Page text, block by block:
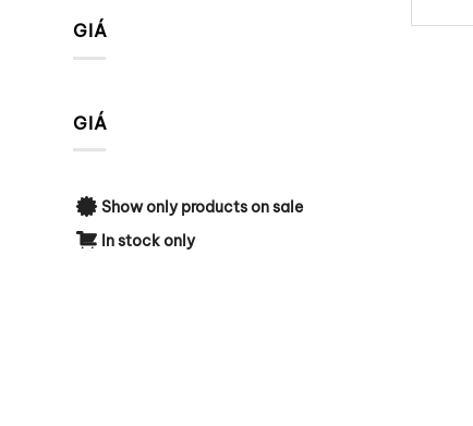
GIÁ
GIÁ
Show only products on sale
In stock only